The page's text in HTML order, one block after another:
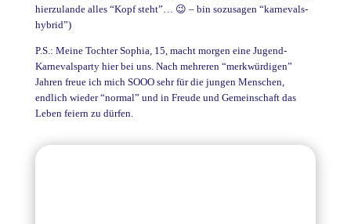
hierzulande alles “Kopf steht”… 😉 – bin sozusagen “karnevals-
hybrid”)
P.S.: Meine Tochter Sophia, 15, macht morgen eine Jugend-
Karnevalsparty hier bei uns. Nach mehreren “merkwürdigen”
Jahren freue ich mich SOOO sehr für die jungen Menschen,
endlich wieder “normal” und in Freude und Gemeinschaft das
Leben feiern zu dürfen.